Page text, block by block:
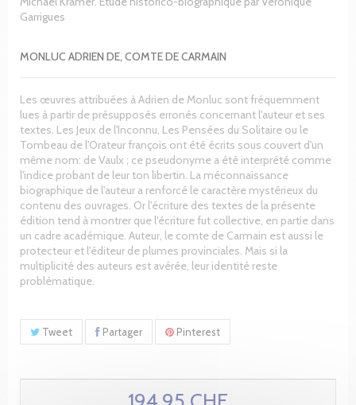
Garrigues
MONLUC ADRIEN DE, COMTE DE CARMAIN
Les œuvres attribuées à Adrien de Monluc sont fréquemment
lues à partir de présupposés erronés concernant l'auteur et ses
textes. Les Jeux de l'Inconnu, Les Pensées du Solitaire ou le
Tombeau de l'Orateur françois ont été écrits sous couvert d'un
même nom: de Vaulx ; ce pseudonyme a été interprété comme
l'indice probant de leur ton libertin. La méconnaissance
biographique de l'auteur a renforcé le caractère mystérieux du
contenu des ouvrages. Or l'écriture des textes de la présente
édition tend à montrer que l'écriture fut collective, en partie dans
un cadre académique. Auteur, le comte de Carmain est aussi le
protecteur et l'éditeur de plumes provinciales. Mais si la
multiplicité des auteurs est avérée, leur identité reste
problématique.
Tweet Partager Pinterest